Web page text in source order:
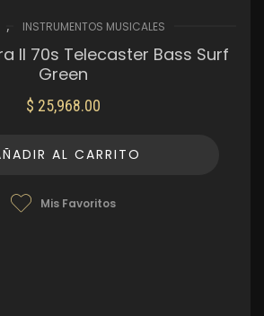
, INSTRUMENTOS MUSICALES
II 70s Telecaster Bass Surf
Green
$ 25,968.00
AL CARRITO
Mis Favoritos